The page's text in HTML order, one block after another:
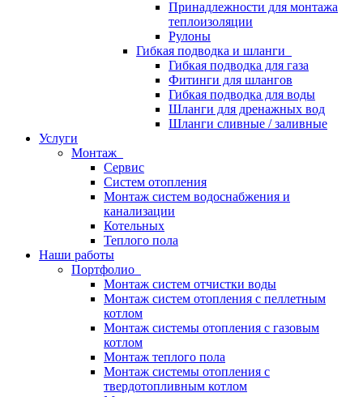
Принадлежности для монтажа
теплоизоляции
Рулоны
Гибкая подводка и шланги
Гибкая подводка для газа
Фитинги для шлангов
Гибкая подводка для воды
Шланги для дренажных вод
Шланги сливные / заливные
Услуги
Монтаж
Сервис
Систем отопления
Монтаж систем водоснабжения и
канализации
Котельных
Теплого пола
Наши работы
Портфолио
Монтаж систем отчистки воды
Монтаж систем отопления с пеллетным
котлом
Монтаж системы отопления с газовым
котлом
Монтаж теплого пола
Монтаж системы отопления с
твердотопливным котлом